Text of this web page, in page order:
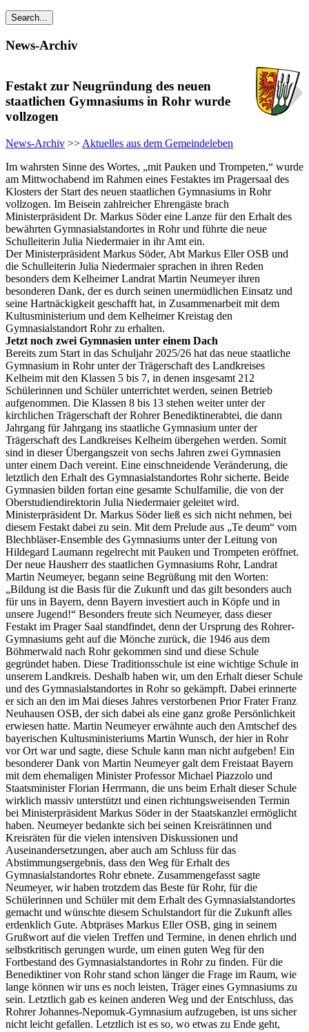
News-Archiv
Festakt zur Neugründung des neuen
staatlichen Gymnasiums in Rohr wurde
vollzogen
News-Archiv >> Aktuelles aus dem Gemeindeleben
Im wahrsten Sinne des Wortes, „mit Pauken und Trompeten,“ wurde
am Mittwochabend im Rahmen eines Festaktes im Pragersaal des
Klosters der Start des neuen staatlichen Gymnasiums in Rohr
vollzogen. Im Beisein zahlreicher Ehrengäste brach
Ministerpräsident Dr. Markus Söder eine Lanze für den Erhalt des
bewährten Gymnasialstandortes in Rohr und führte die neue
Schulleiterin Julia Niedermaier in ihr Amt ein.
Der Ministerpräsident Markus Söder, Abt Markus Eller OSB und
die Schulleiterin Julia Niedermaier sprachen in ihren Reden
besonders dem Kelheimer Landrat Martin Neumeyer ihren
besonderen Dank, der es durch seinen unermüdlichen Einsatz und
seine Hartnäckigkeit geschafft hat, in Zusammenarbeit mit dem
Kultusministerium und dem Kelheimer Kreistag den
Gymnasialstandort Rohr zu erhalten.
Jetzt noch zwei Gymnasien unter einem Dach
Bereits zum Start in das Schuljahr 2025/26 hat das neue staatliche
Gymnasium in Rohr unter der Trägerschaft des Landkreises
Kelheim mit den Klassen 5 bis 7, in denen insgesamt 212
Schülerinnen und Schüler unterrichtet werden, seinen Betrieb
aufgenommen. Die Klassen 8 bis 13 stehen weiter unter der
kirchlichen Trägerschaft der Rohrer Benediktinerabtei, die dann
Jahrgang für Jahrgang ins staatliche Gymnasium unter der
Trägerschaft des Landkreises Kelheim übergehen werden. Somit
sind in dieser Übergangszeit von sechs Jahren zwei Gymnasien
unter einem Dach vereint. Eine einschneidende Veränderung, die
letztlich den Erhalt des Gymnasialstandortes Rohr sicherte. Beide
Gymnasien bilden fortan eine gesamte Schulfamilie, die von der
Oberstudiendirektorin Julia Niedermaier geleitet wird.
Ministerpräsident Dr. Markus Söder ließ es sich nicht nehmen, bei
diesem Festakt dabei zu sein. Mit dem Prelude aus „Te deum“ vom
Blechbläser-Ensemble des Gymnasiums unter der Leitung von
Hildegard Laumann regelrecht mit Pauken und Trompeten eröffnet.
Der neue Hausherr des staatlichen Gymnasiums Rohr, Landrat
Martin Neumeyer, begann seine Begrüßung mit den Worten:
„Bildung ist die Basis für die Zukunft und das gilt besonders auch
für uns in Bayern, denn Bayern investiert auch in Köpfe und in
unsere Jugend!“ Besonders freute sich Neumeyer, dass dieser
Festakt im Prager Saal standfindet, denn der Ursprung des Rohrer-
Gymnasiums geht auf die Mönche zurück, die 1946 aus dem
Böhmerwald nach Rohr gekommen sind und diese Schule
gegründet haben. Diese Traditionsschule ist eine wichtige Schule in
unserem Landkreis. Deshalb haben wir, um den Erhalt dieser Schule
und des Gymnasialstandortes in Rohr so gekämpft. Dabei erinnerte
er sich an den im Mai dieses Jahres verstorbenen Prior Frater Franz
Neuhausen OSB, der sich dabei als eine ganz große Persönlichkeit
erwiesen hatte. Martin Neumeyer erwähnte auch den Amtschef des
bayerischen Kultusministeriums Martin Wunsch, der hier in Rohr
vor Ort war und sagte, diese Schule kann man nicht aufgeben! Ein
besonderer Dank von Martin Neumeyer galt dem Freistaat Bayern
mit dem ehemaligen Minister Professor Michael Piazzolo und
Staatsminister Florian Herrmann, die uns beim Erhalt dieser Schule
wirklich massiv unterstützt und einen richtungsweisenden Termin
bei Ministerpräsident Markus Söder in der Staatskanzlei ermöglicht
haben. Neumeyer bedankte sich bei seinen Kreisrätinnen und
Kreisräten für die vielen intensiven Diskussionen und
Auseinandersetzungen, aber auch am Schluss für das
Abstimmungsergebnis, dass den Weg für Erhalt des
Gymnasialstandortes Rohr ebnete. Zusammengefasst sagte
Neumeyer, wir haben trotzdem das Beste für Rohr, für die
Schülerinnen und Schüler mit dem Erhalt des Gymnasialstandortes
gemacht und wünschte diesem Schulstandort für die Zukunft alles
erdenklich Gute. Abtpräses Markus Eller OSB, ging in seinem
Grußwort auf die vielen Treffen und Termine, in denen ehrlich und
selbstkritisch gerungen wurde, um einen guten Weg für den
Fortbestand des Gymnasialstandortes in Rohr zu finden. Für die
Benediktiner von Rohr stand schon länger die Frage im Raum, wie
lange können wir uns es noch leisten, Träger eines Gymnasiums zu
sein. Letztlich gab es keinen anderen Weg und der Entschluss, das
Rohrer Johannes-Nepomuk-Gymnasium aufzugeben, ist uns sicher
nicht leicht gefallen. Letztlich ist es so, wo etwas zu Ende geht,